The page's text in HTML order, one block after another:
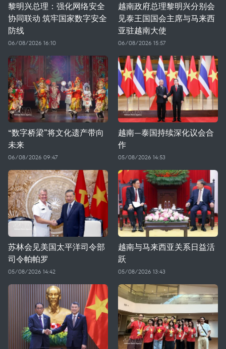
黎明兴总理：强化网络安全
协同联动 筑牢国家数字安全
防线
06/08/2026 16:10
越南政府总理黎明兴分别会
见泰王国国会主席与马来西
亚驻越南大使
06/08/2026 15:57
“数字桥梁”将文化遗产带向
未来
06/08/2026 09:47
越南—泰国持续深化议会合
作
05/08/2026 14:53
苏林会见美国太平洋司令部
司令帕帕罗
05/08/2026 14:42
越南与马来西亚关系日益活
跃
05/08/2026 13:43